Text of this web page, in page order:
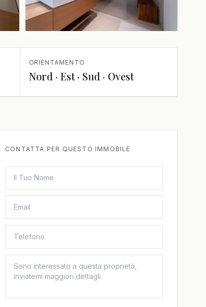
ORIENTAMENTO
Nord · Est · Sud · Ovest
CONTATTA PER QUESTO IMMOBILE